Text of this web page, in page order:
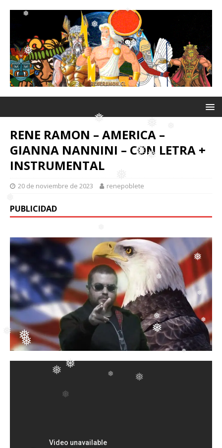
❅
❅
❅
❅
❅
❅
❅
❅
❅
❅
❅
❅
❅
❅ ❅
❅
❅
RENE RAMON – AMERICA –
GIANNA NANNINI – CON LETRA +
INSTRUMENTAL
20 de noviembre de 2023 renepoblete
PUBLICIDAD